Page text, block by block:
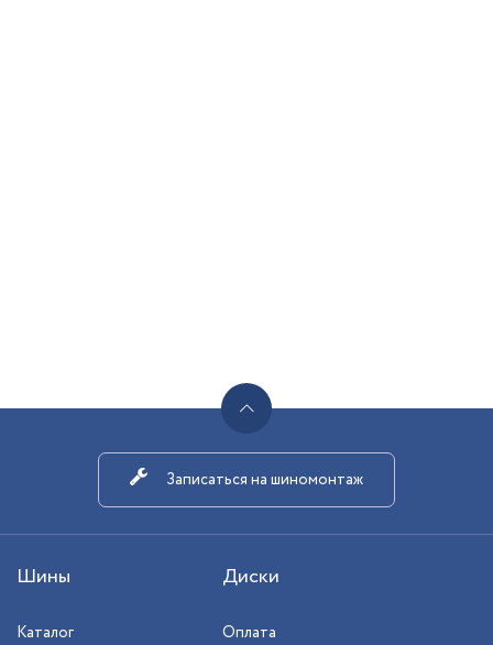
Шины Диски
Каталог
Оплата
Записаться на шиномонтаж